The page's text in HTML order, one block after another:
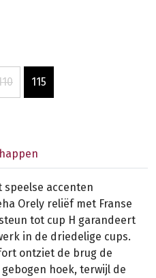
115
speelse accenten
Orely reliëf met Franse
tot cup H garandeert
in de driedelige cups.
ontziet de brug de
hoek, terwijl de